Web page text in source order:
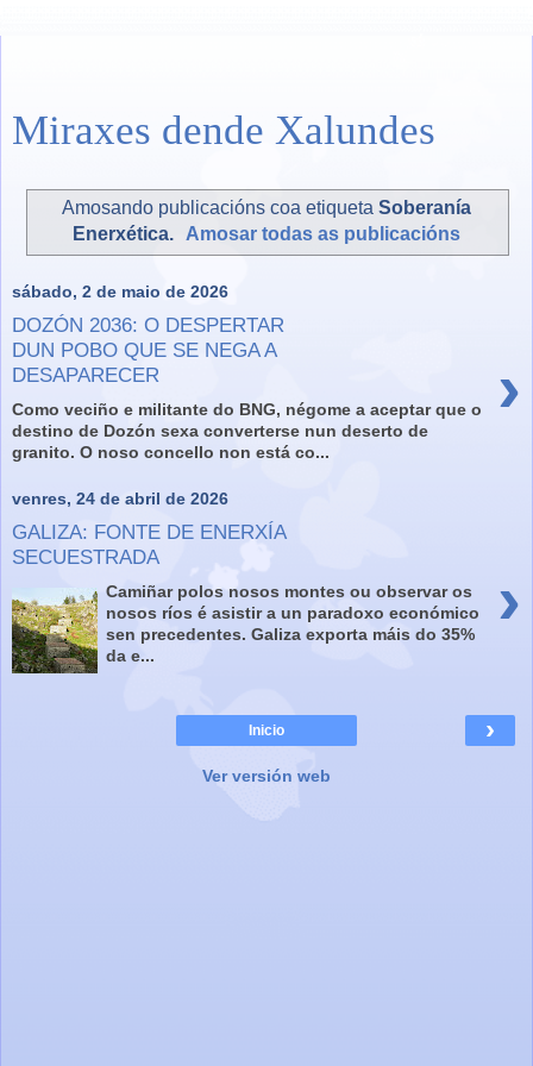
Miraxes dende Xalundes
Amosando publicacións coa etiqueta Soberanía
Enerxética. Amosar todas as publicacións
sábado, 2 de maio de 2026
DOZÓN 2036: O DESPERTAR
DUN POBO QUE SE NEGA A
DESAPARECER
›
Como veciño e militante do BNG, négome a aceptar que o
destino de Dozón sexa converterse nun deserto de
granito. O noso concello non está co...
venres, 24 de abril de 2026
GALIZA: FONTE DE ENERXÍA
SECUESTRADA
›
Camiñar polos nosos montes ou observar os
nosos ríos é asistir a un paradoxo económico
sen precedentes. Galiza exporta máis do 35%
da e...
›
Inicio
Ver versión web